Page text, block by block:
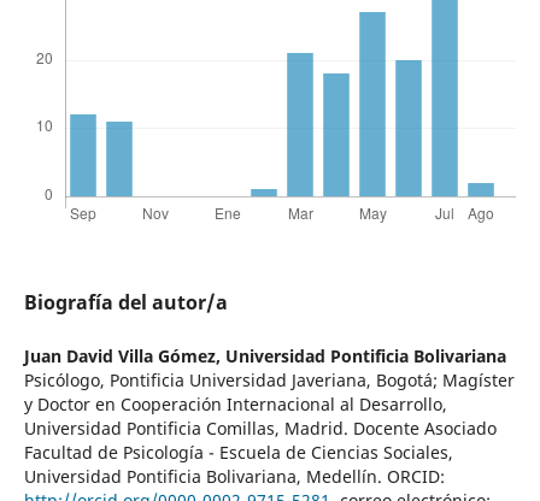
Biografía del autor/a
Juan David Villa Gómez, Universidad Pontificia Bolivariana
Psicólogo, Pontificia Universidad Javeriana, Bogotá; Magíster
y Doctor en Cooperación Internacional al Desarrollo,
Universidad Pontificia Comillas, Madrid. Docente Asociado
Facultad de Psicología - Escuela de Ciencias Sociales,
Universidad Pontificia Bolivariana, Medellín. ORCID: